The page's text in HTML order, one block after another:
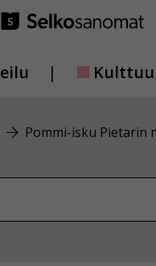
Pommi-isku Pietarin